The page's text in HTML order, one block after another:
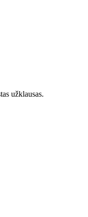
užklausas.